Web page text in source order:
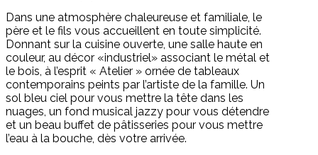
Dans une atmosphère chaleureuse et familiale, le
père et le fils vous accueillent en toute simplicité.
Donnant sur la cuisine ouverte, une salle haute en
couleur, au décor «industriel» associant le métal et
le bois, à l’esprit « Atelier » ornée de tableaux
contemporains peints par l’artiste de la famille. Un
sol bleu ciel pour vous mettre la tête dans les
nuages, un fond musical jazzy pour vous détendre
et un beau buffet de pâtisseries pour vous mettre
l’eau à la bouche, dès votre arrivée.